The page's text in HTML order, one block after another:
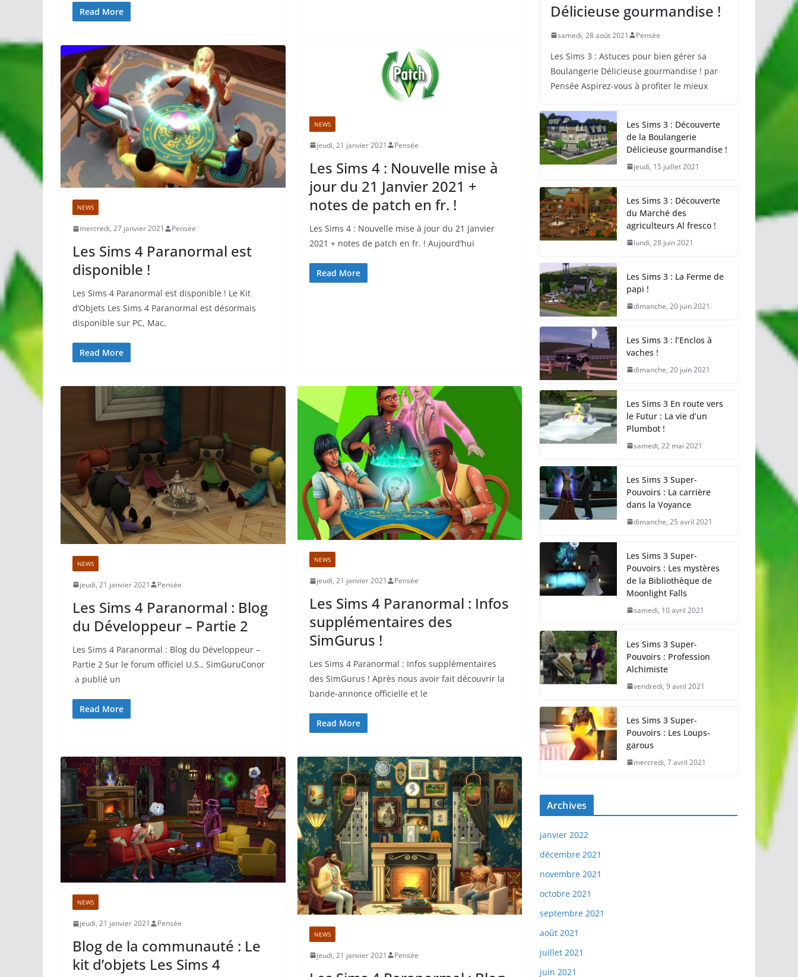
Read More
NEWS
mercredi, 27 janvier 2021 Pensée
Les Sims 4 Paranormal est
disponible !
Les Sims 4 Paranormal est disponible ! Le Kit
d’Objets Les Sims 4 Paranormal est désormais
disponible sur PC, Mac,
Read More
NEWS
jeudi, 21 janvier 2021 Pensée
Les Sims 4 : Nouvelle mise à
jour du 21 Janvier 2021 +
notes de patch en fr. !
Les Sims 4 : Nouvelle mise à jour du 21 Janvier
2021 + notes de patch en fr. ! Aujourd’hui
Read More
NEWS
jeudi, 21 janvier 2021 Pensée
Les Sims 4 Paranormal : Blog
du Développeur – Partie 2
Les Sims 4 Paranormal : Blog du Développeur –
Partie 2 Sur le forum officiel U.S., SimGuruConor
a publié un
Read More
NEWS
jeudi, 21 janvier 2021 Pensée
Les Sims 4 Paranormal : Infos
supplémentaires des
SimGurus !
Les Sims 4 Paranormal : Infos supplémentaires
des SimGurus ! Après nous avoir fait découvrir la
bande-annonce officielle et le
Read More
NEWS
jeudi, 21 janvier 2021 Pensée
Blog de la communauté : Le
kit d’objets Les Sims 4
NEWS
jeudi, 21 janvier 2021 Pensée
Délicieuse gourmandise !
samedi, 28 août 2021 Pensée
Les Sims 3 : Astuces pour bien gérer sa
Boulangerie Délicieuse gourmandise ! par
Pensée Aspirez-vous à profiter le mieux
Les Sims 3 : Découverte
de la Boulangerie
Délicieuse gourmandise !
jeudi, 15 juillet 2021
Les Sims 3 : Découverte
du Marché des
agriculteurs Al fresco !
lundi, 28 juin 2021
Les Sims 3 : La Ferme de
papi !
dimanche, 20 juin 2021
Les Sims 3 : l’Enclos à
vaches !
dimanche, 20 juin 2021
Les Sims 3 En route vers
le Futur : La vie d’un
Plumbot !
samedi, 22 mai 2021
Les Sims 3 Super-
Pouvoirs : La carrière
dans la Voyance
dimanche, 25 avril 2021
Les Sims 3 Super-
Pouvoirs : Les mystères
de la Bibliothèque de
Moonlight Falls
samedi, 10 avril 2021
Les Sims 3 Super-
Pouvoirs : Profession
Alchimiste
vendredi, 9 avril 2021
Les Sims 3 Super-
Pouvoirs : Les Loups-
garous
mercredi, 7 avril 2021
Archives
janvier 2022
décembre 2021
novembre 2021
octobre 2021
septembre 2021
août 2021
juillet 2021
juin 2021